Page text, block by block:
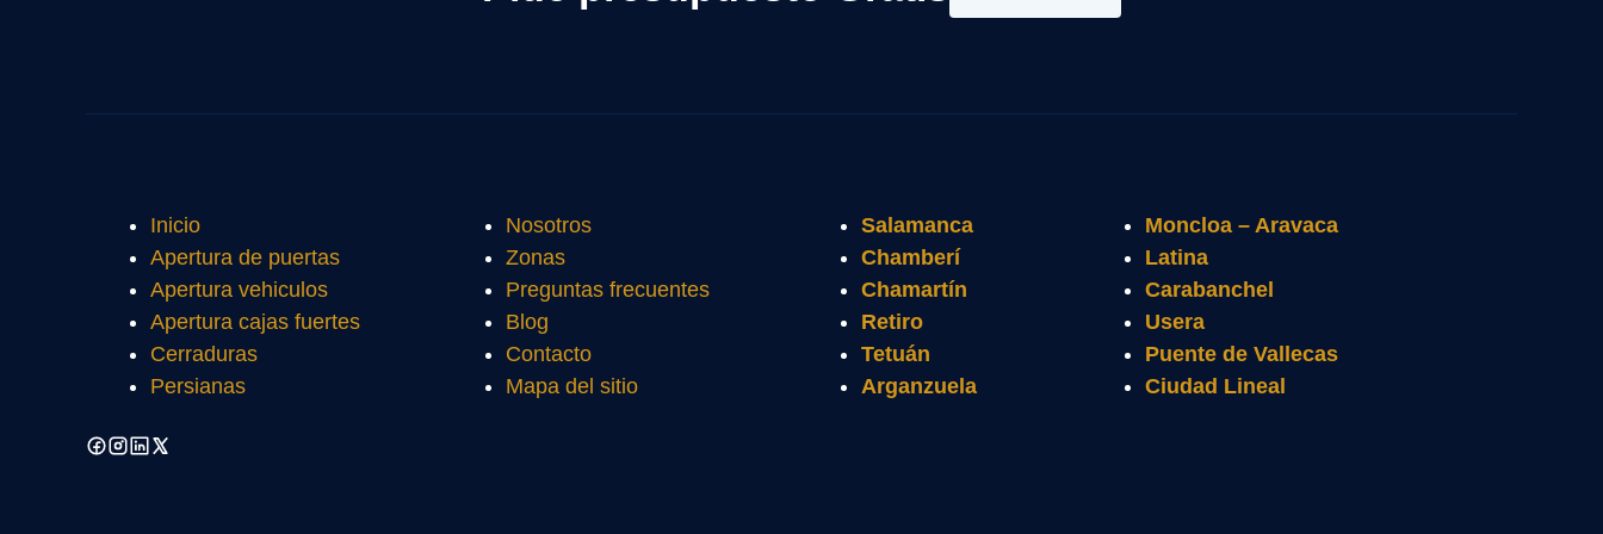
Inicio
Apertura de puertas
Apertura vehiculos
Apertura cajas fuertes
Cerraduras
Persianas
Nosotros
Zonas
Preguntas frecuentes
Blog
Contacto
Mapa del sitio
Salamanca
Chamberí
Chamartín
Retiro
Tetuán
Arganzuela
Moncloa – Aravaca
Latina
Carabanchel
Usera
Puente de Vallecas
Ciudad Lineal